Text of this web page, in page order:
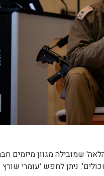
שמובילה מגוון מיזמים
ניתן לחפש ׳עומרי